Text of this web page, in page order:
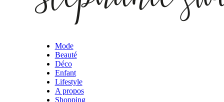
Mode
Beauté
Déco
Enfant
Lifestyle
A propos
Shopping